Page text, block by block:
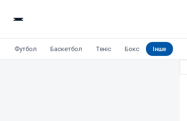
Футбол Баскетбол Теніс Бокс Інше